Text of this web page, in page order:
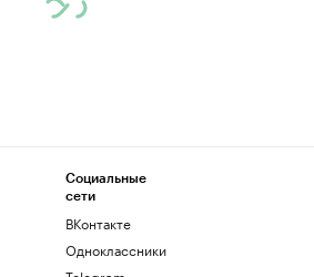
Социальные
сети
ВКонтакте
Одноклассники